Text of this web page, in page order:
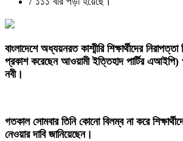
‎বাংলাদেশে অধ্যয়নরত কাশ্মীরি শিক্ষার্থীদের
প্রকাশ করেছেন আওয়ামী ইত্তিহাদ পার্টির
নবী।
‎গতকাল সোমবার তিনি কোনো বিলম্ব না করে
নেওয়ার দাবি জানিয়েছেন।